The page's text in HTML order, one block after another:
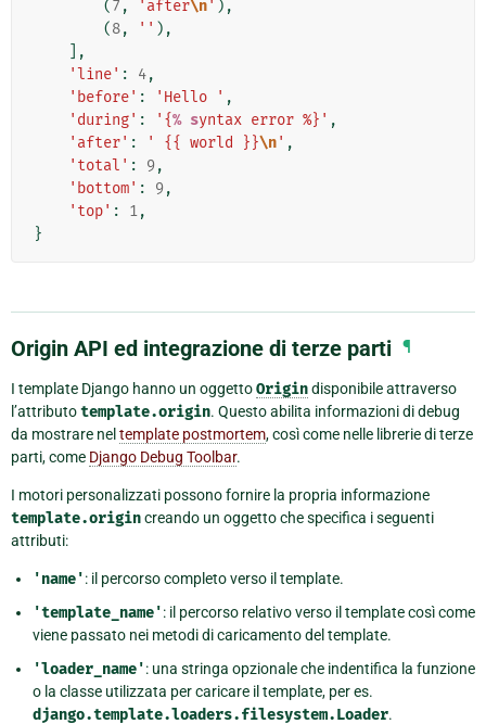
(7 , 'after\n' ),
(8, '' ),
],
'line' : 4,
'before' : 'Hello ' ,
'during' : '{% syntax error %}' ,
'after' : ' {{ world }}\n' ,
'total' : 9,
'bottom' : 9,
'top' : 1,
}
Origin API ed integrazione di terze parti ¶
I template Django hanno un oggettoOrigindisponibile attraverso
l’attributotemplate.origin. Questo abilita informazioni di debug
da mostrare nel template postmortem, così come nelle librerie di terze
parti, come Django Debug Toolbar.
I motori personalizzati possono fornire la propria informazione
template.origincreando un oggetto che specifica i seguenti
attributi:
'name': il percorso completo verso il template.
'template_name': il percorso relativo verso il template così come
viene passato nei metodi di caricamento del template.
'loader_name': una stringa opzionale che indentifica la funzione
o la classe utilizzata per caricare il template, per es.
django.template.loaders.filesystem.Loader.